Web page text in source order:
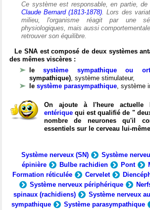
Ce système est responsable, en partie,
Claude Bernard (1813-1878). Lors des
milieu, l'organisme réagit par une
physiologiques, mais aussi
retrouver son équilibre.
Le SNA est composé de deux systèmes
des mêmes viscères :
lesystème sympathique ou
sympathique), système stimulateur,
le système parasympathique, système
On ajoute à l'heure actuelle
entérique qui est qualifié de "
nombre de neurones qu'il
essentiels sur le cerveau lui-même
Système nerveux (SN) Système
épinière
Bulbe rachidien Pont
Formation réticulée
Cervelet
Système nerveux périphérique
spinaux (rachidiens)
Système nerveux
sympathique
Système parasympathique